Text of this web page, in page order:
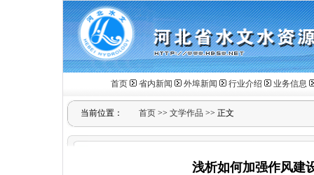
首页 省内新闻 外埠新闻 行业介绍 业务信息
当前位置： 首页 >> 文学作品 >> 正文
浅析如何加强作风